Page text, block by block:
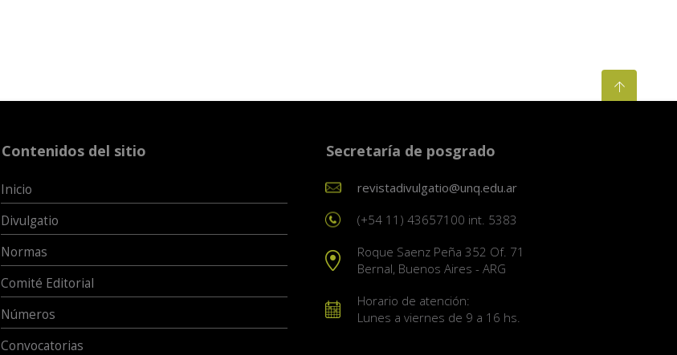
Contenidos del sitio
Inicio
Divulgatio
Normas
Comité Editorial
Números
Convocatorias
Secretaría de posgrado
revistadivulgatio@unq.edu.ar
(+54 11) 43657100 int. 5383
Roque Saenz Peña 352 Of. 71
Bernal, Buenos Aires - ARG
Horario de atención:
Lunes a viernes de 9 a 16 hs.